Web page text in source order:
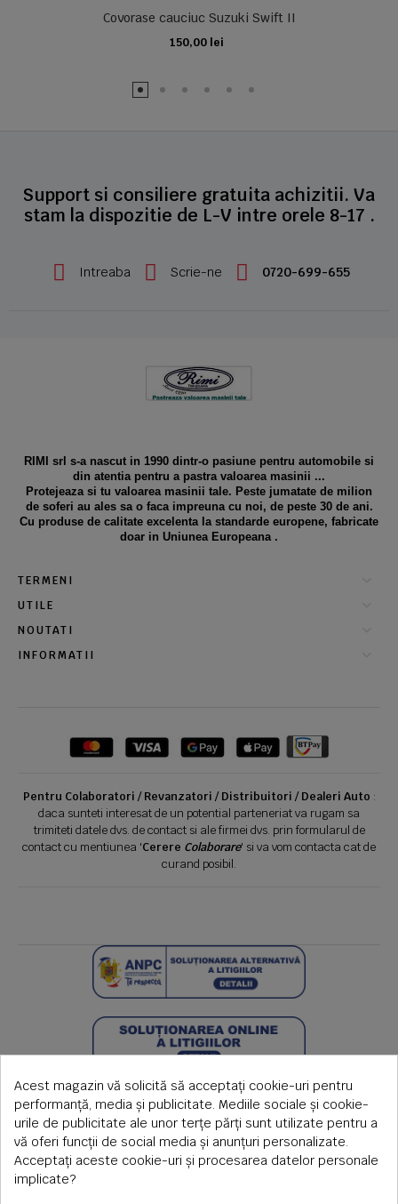
Covorase cauciuc Suzuki Swift II
150,00 lei
ADAUGA IN COS
Support si consiliere gratuita achizitii. Va
stam la dispozitie de L-V intre orele 8-17 .
Intreaba Scrie-ne 0720-699-655
RIMI srl s-a nascut in 1990 dintr-o pasiune pentru automobile si
din atentia pentru a pastra valoarea masinii ...
Protejeaza si tu valoarea masinii tale. Peste jumatate de milion
de soferi au ales sa o faca impreuna cu noi, de peste 30 de ani.
Cu produse de calitate excelenta la standarde europene, fabricate
doar in Uniunea Europeana .
TERMENI
UTILE
NOUTATI
INFORMATII
Pentru Colaboratori / Revanzatori / Distribuitori / Dealeri Auto :
daca sunteti interesat de un potential parteneriat va rugam sa
trimiteti datele dvs. de contact si ale firmei dvs. prin formularul de
contact cu mentiunea 'Cerere Colaborare' si va vom contacta cat de
curand posibil.
Acest magazin vă solicită să acceptați cookie-uri pentru
performanță, media și publicitate. Mediile sociale și cookie-
urile de publicitate ale unor terțe părți sunt utilizate pentru a
vă oferi funcții de social media și anunțuri personalizate.
Acceptați aceste cookie-uri și procesarea datelor personale
implicate?